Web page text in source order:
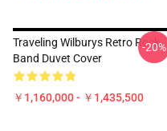
Traveling Wilburys Retro Rock
Band Duvet Cover
￥1,160,000 - ￥1,435,500
-20%